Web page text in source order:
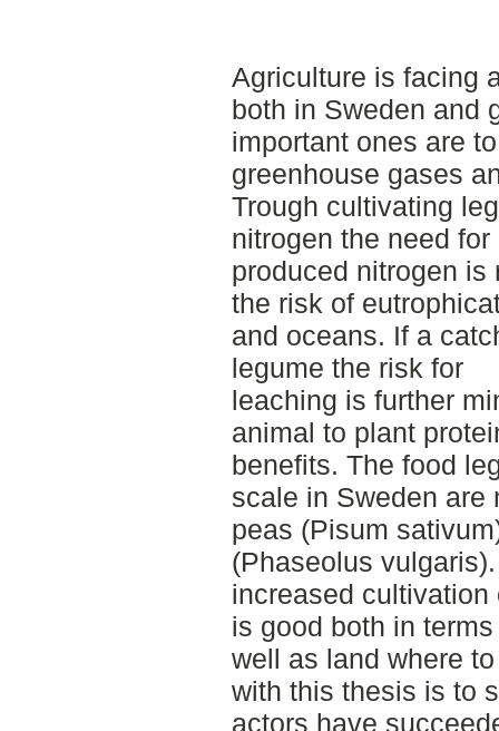
Agriculture is facing
both in Sweden and
important ones are
greenhouse gases
Trough cultivating
nitrogen the need
produced nitrogen is
the risk of
and oceans. If a
legume the risk for
leaching is further
animal to plant
benefits. The food
scale in Sweden are
peas (Pisum
(Phaseolus
increased
is good both in
well as land where
with this thesis is to
actors have